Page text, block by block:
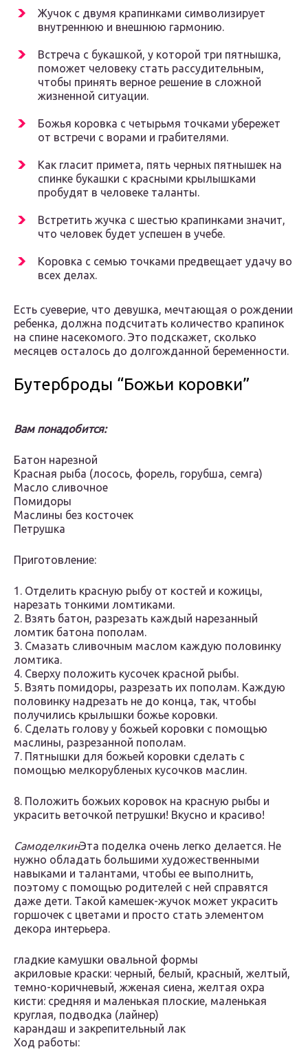
Жучок с двумя крапинками символизирует
внутреннюю и внешнюю гармонию.
Встреча с букашкой, у которой три пятнышка,
поможет человеку стать рассудительным,
чтобы принять верное решение в сложной
жизненной ситуации.
Божья коровка с четырьмя точками убережет
от встречи с ворами и грабителями.
Как гласит примета, пять черных пятнышек на
спинке букашки с красными крылышками
пробудят в человеке таланты.
Встретить жучка с шестью крапинками значит,
что человек будет успешен в учебе.
Коровка с семью точками предвещает удачу во
всех делах.
Есть суеверие, что девушка, мечтающая о рождении
ребенка, должна подсчитать количество крапинок
на спине насекомого. Это подскажет, сколько
месяцев осталось до долгожданной беременности.
Бутерброды “Божьи коровки”
Вам понадобится:
Батон нарезной
Красная рыба (лосось, форель, горубша, семга)
Масло сливочное
Помидоры
Маслины без косточек
Петрушка
Приготовление:
1. Отделить красную рыбу от костей и кожицы,
нарезать тонкими ломтиками.
2. Взять батон, разрезать каждый нарезанный
ломтик батона пополам.
3. Смазать сливочным маслом каждую половинку
ломтика.
4. Сверху положить кусочек красной рыбы.
5. Взять помидоры, разрезать их пополам. Каждую
половинку надрезать не до конца, так, чтобы
получились крылышки божье коровки.
6. Сделать голову у божьей коровки с помощью
маслины, разрезанной пополам.
7. Пятнышки для божьей коровки сделать с
помощью мелкорубленых кусочков маслин.
8. Положить божьих коровок на красную рыбы и
украсить веточкой петрушки! Вкусно и красиво!
СамоделкинЭта поделка очень легко делается. Не
нужно обладать большими художественными
навыками и талантами, чтобы ее выполнить,
поэтому с помощью родителей с ней справятся
даже дети. Такой камешек-жучок может украсить
горшочек с цветами и просто стать элементом
декора интерьера.
гладкие камушки овальной формы
акриловые краски: черный, белый, красный, желтый,
темно-коричневый, жженая сиена, желтая охра
кисти: средняя и маленькая плоские, маленькая
круглая, подводка (лайнер)
карандаш и закрепительный лак
Ход работы: